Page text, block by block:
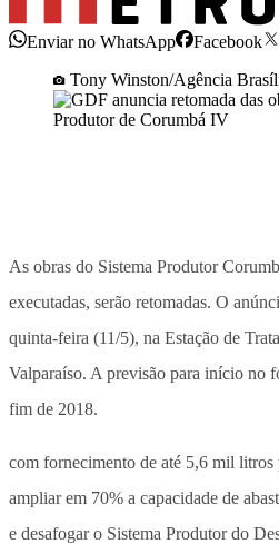
Enviar no WhatsApp Facebook
Tony Winston/Agência
As obras do Sistema Produtor
executadas, serão retomadas. O
quinta-feira (11/5), na Estação de
Valparaíso. A previsão para início no
fim de 2018.
com fornecimento de até 5,6 mil litros
ampliar em 70% a capacidade de
e desafogar o Sistema Produtor do